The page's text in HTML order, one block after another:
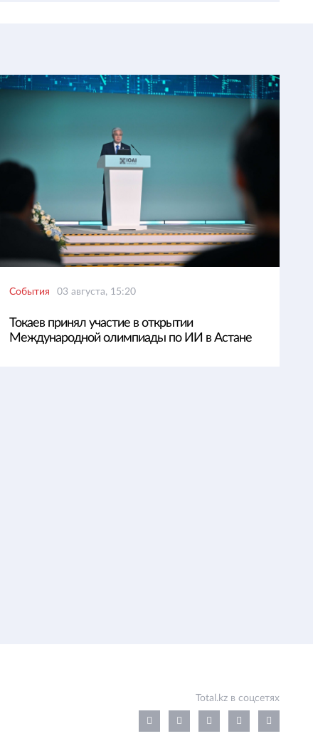
События 03 августа, 15:20
Токаев принял участие в открытии
Международной олимпиады по ИИ в Астане
Total.kz в соцсетях